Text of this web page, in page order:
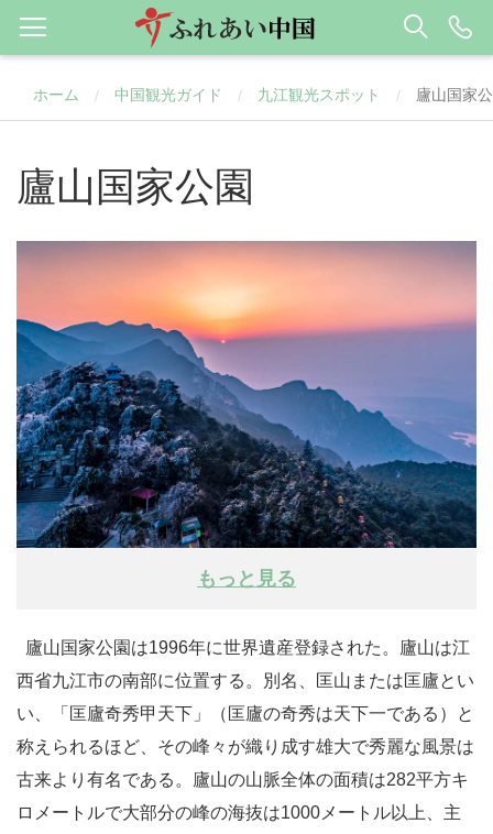
ホーム / 中国観光ガイド / 九江観光スポット / 廬山国家
廬山国家公園
もっと見る
廬山国家公園は1996年に世界遺産登録された。廬山は江
西省九江市の南部に位置する。別名、匡山または匡廬とい
い、「匡廬奇秀甲天下」（匡廬の奇秀は天下一である）と
称えられるほど、その峰々が織り成す雄大で秀麗な風景は
古来より有名である。廬山の山脈全体の面積は282平方キ
ロメートルで大部分の峰の海抜は1000メートル以上、主